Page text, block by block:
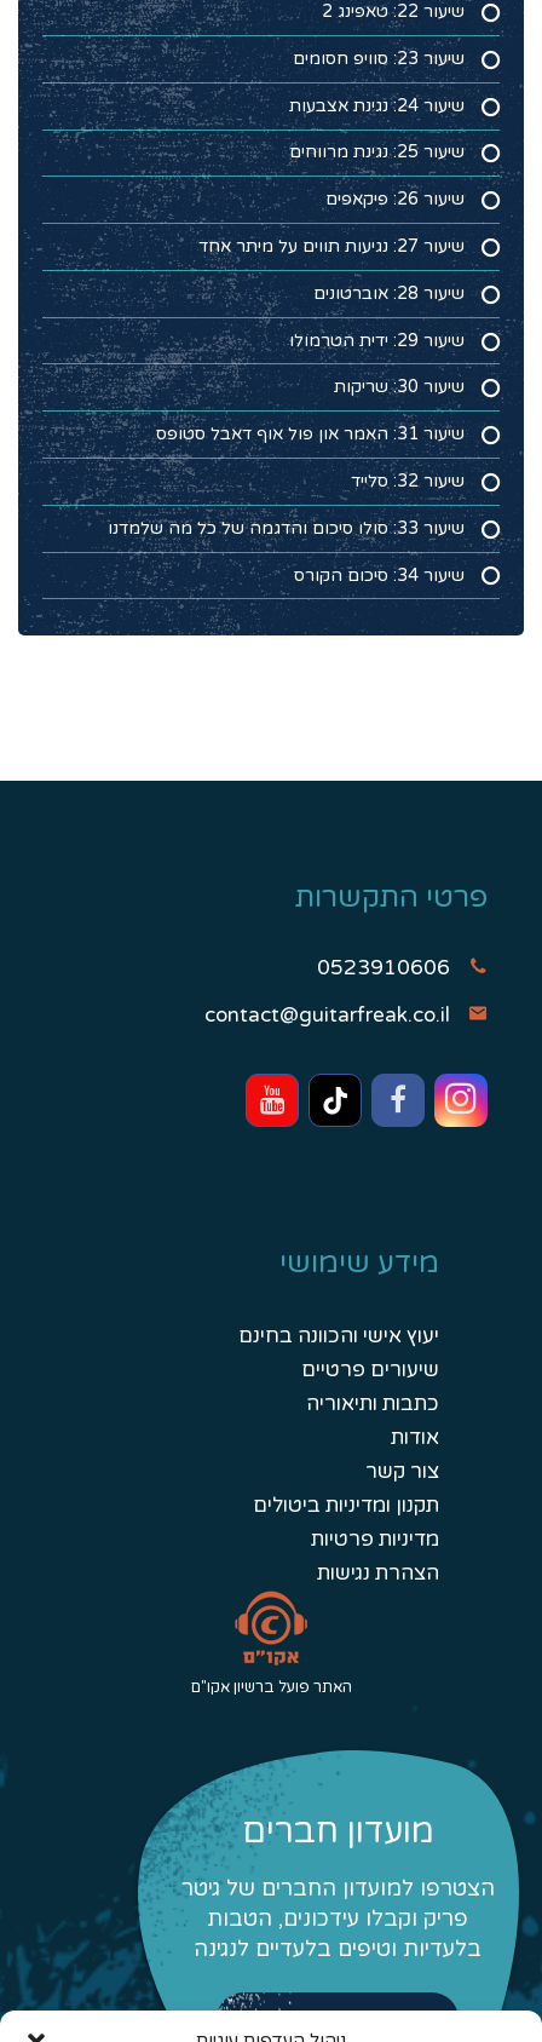
שיעור 22: טאפינג 2
שיעור 23: סוויפ חסומים
שיעור 24: נגינת אצבעות
שיעור 25: נגינת מרווחים
שיעור 26: פיקאפים
שיעור 27: נגיעות תווים על מיתר אחד
שיעור 28: אוברטונים
שיעור 29: ידית הטרמולו
שיעור 30: שריקות
שיעור 31: האמר און פול אוף דאבל סטופס
שיעור 32: סלייד
שיעור 33: סולו סיכום והדגמה של כל מה שלמדנו
שיעור 34: סיכום הקורס
פרטי התקשרות
0523910606
contact@guitarfreak.co.il
מידע שימושי
יעוץ אישי והכוונה בחינם
שיעורים פרטיים
כתבות ותיאוריה
אודות
צור קשר
תקנון ומדיניות ביטולים
מדיניות פרטיות
הצהרת נגישות
האתר פועל ברשיון אקו"ם
מועדון חברים
הצטרפו למועדון החברים של גיטר
פריק וקבלו עידכונים, הטבות
בלעדיות וטיפים בלעדיים לנגינה